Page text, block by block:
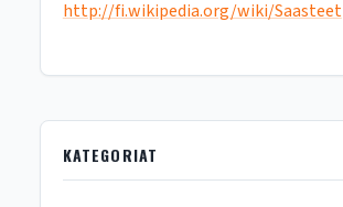
http://fi.wikipedia.org/wiki/Saasteet
KATEGORIAT